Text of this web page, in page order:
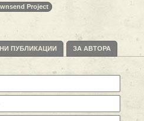
Project
ПУБЛИКАЦИИ ЗА АВТОРА